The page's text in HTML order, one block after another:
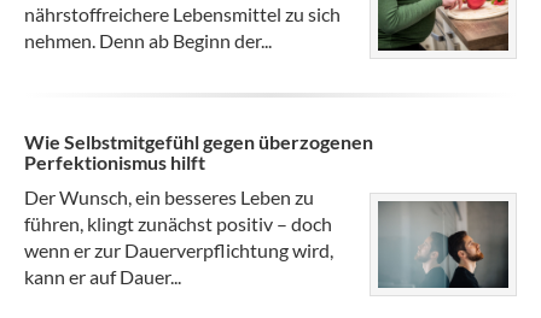
nährstoffreichere Lebensmittel zu sich
nehmen. Denn ab Beginn der...
Wie Selbstmitgefühl gegen überzogenen
Perfektionismus hilft
Der Wunsch, ein besseres Leben zu
führen, klingt zunächst positiv – doch
wenn er zur Dauerverpflichtung wird,
kann er auf Dauer...